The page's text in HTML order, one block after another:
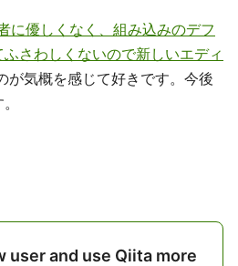
に優しくなく、組み込みのデフ
さわしくないので新しいエディ
が気概を感じて好きです。今後
user and use Qiita more